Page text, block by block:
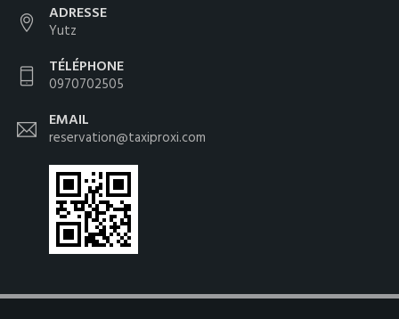
ADRESSE
Yutz
TÉLÉPHONE
0970702505
EMAIL
reservation@taxiproxi.com